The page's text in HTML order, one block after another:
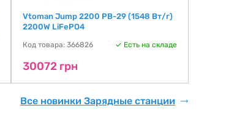
Vtoman Jump 2200 PB-29 (1548 Вт/г)
2200W LiFePO4
Код товара: 366826 Есть на складе
30072 грн
Все новинки Зарядные станции